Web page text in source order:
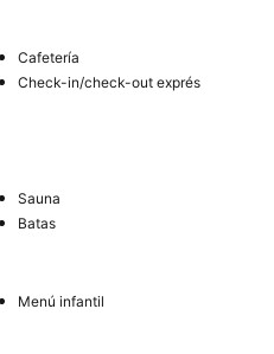
Cafetería
Check-in/check-out exprés
Sauna
Batas
Menú infantil